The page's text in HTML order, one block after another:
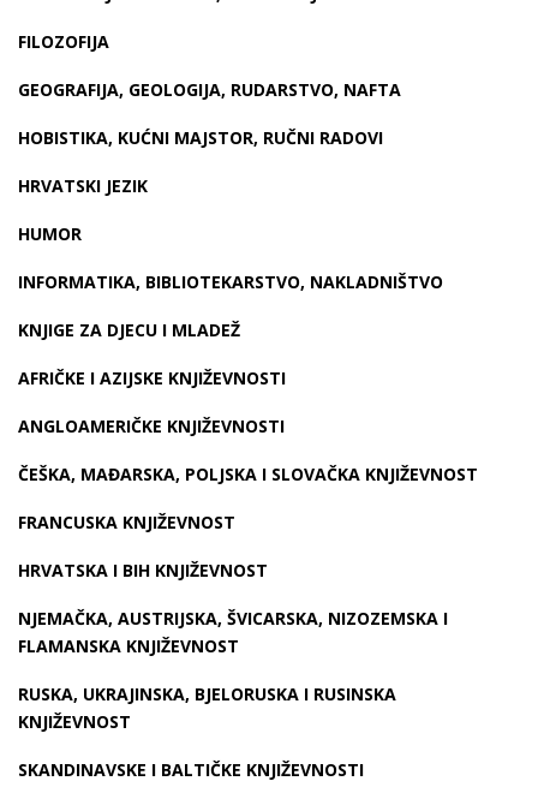
FILOZOFIJA
GEOGRAFIJA, GEOLOGIJA, RUDARSTVO, NAFTA
HOBISTIKA, KUĆNI MAJSTOR, RUČNI RADOVI
HRVATSKI JEZIK
HUMOR
INFORMATIKA, BIBLIOTEKARSTVO, NAKLADNIŠTVO
KNJIGE ZA DJECU I MLADEŽ
AFRIČKE I AZIJSKE KNJIŽEVNOSTI
ANGLOAMERIČKE KNJIŽEVNOSTI
ČEŠKA, MAĐARSKA, POLJSKA I SLOVAČKA KNJIŽEVNOST
FRANCUSKA KNJIŽEVNOST
HRVATSKA I BIH KNJIŽEVNOST
NJEMAČKA, AUSTRIJSKA, ŠVICARSKA, NIZOZEMSKA I
FLAMANSKA KNJIŽEVNOST
RUSKA, UKRAJINSKA, BJELORUSKA I RUSINSKA
KNJIŽEVNOST
SKANDINAVSKE I BALTIČKE KNJIŽEVNOSTI